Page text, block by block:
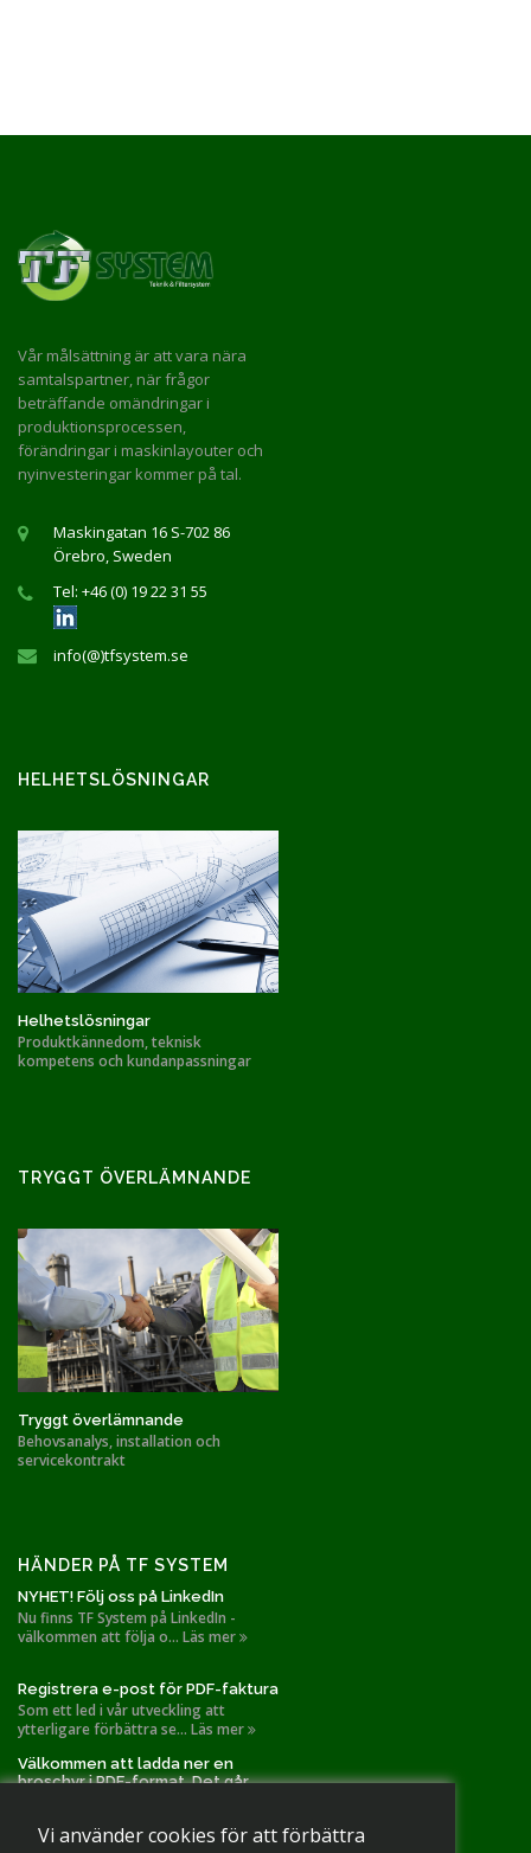
Vi använder cookies för att förbättra
Vår målsättning är att vara nära
samtalspartner, när frågor
beträffande omändringar i
produktionsprocessen,
förändringar i maskinlayouter och
nyinvesteringar kommer på tal.
Maskingatan 16 S-702 86
Örebro, Sweden
Tel: +46 (0) 19 22 31 55
info(@)tfsystem.se
HELHETSLÖSNINGAR
Helhetslösningar
Produktkännedom, teknisk
kompetens och kundanpassningar
TRYGGT ÖVERLÄMNANDE
Tryggt överlämnande
Behovsanalys, installation och
servicekontrakt
HÄNDER PÅ TF SYSTEM
NYHET! Följ oss på LinkedIn
Nu finns TF System på LinkedIn -
välkommen att följa o... Läs mer
Registrera e-post för PDF-faktura
Som ett led i vår utveckling att
ytterligare förbättra se... Läs mer
Välkommen att ladda ner en
broschyr i PDF-format. Det går
spånutsug och filtr... Läs mer